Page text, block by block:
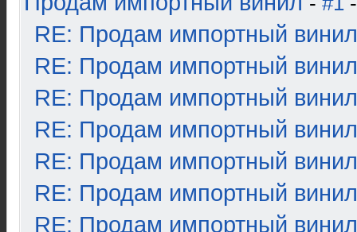
RE: Продам импортный винил
RE: Продам импортный винил
RE: Продам импортный винил
RE: Продам импортный винил
RE: Продам импортный винил
RE: Продам импортный винил
RE: Продам импортный винил